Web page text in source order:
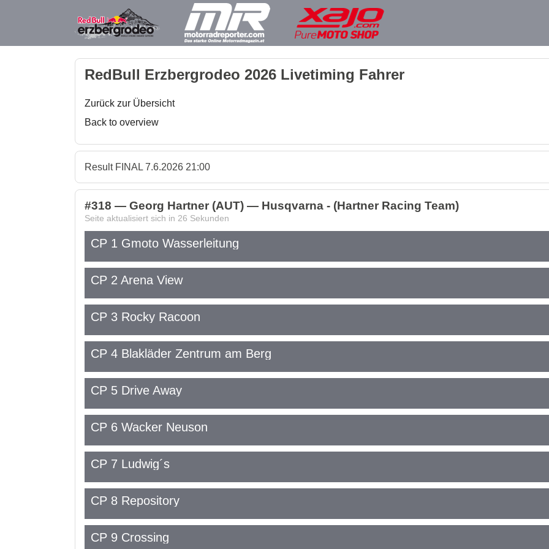
RedBull Erzbergrodeo 2026 Livetiming Fahrer
Zurück zur Übersicht
Back to overview
Result FINAL 7.6.2026 21:00
#318 — Georg Hartner (AUT) — Husqvarna - (Hartner Racing Team)
Seite aktualisiert sich in 26 Sekunden
CP 1 Gmoto Wasserleitung
CP 2 Arena View
CP 3 Rocky Racoon
CP 4 Blakläder Zentrum am Berg
CP 5 Drive Away
CP 6 Wacker Neuson
CP 7 Ludwig´s
CP 8 Repository
CP 9 Crossing